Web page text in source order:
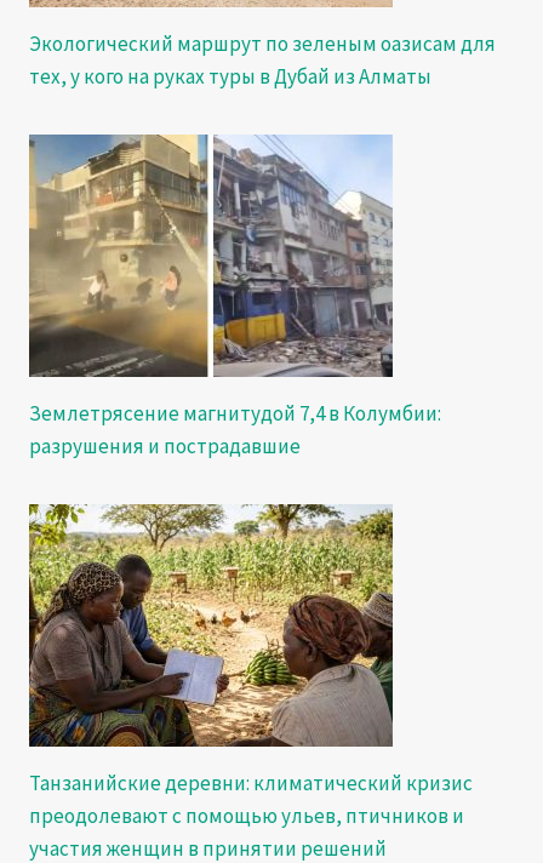
Экологический маршрут по зеленым оазисам для
тех, у кого на руках туры в Дубай из Алматы
Землетрясение магнитудой 7,4 в Колумбии:
разрушения и пострадавшие
Танзанийские деревни: климатический кризис
преодолевают с помощью ульев, птичников и
участия женщин в принятии решений